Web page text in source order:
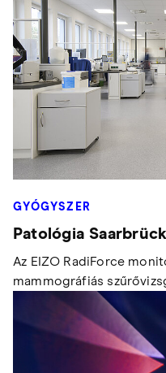
GYÓGYSZER
Patológia
Az EIZO RadiForce
mammográfiás